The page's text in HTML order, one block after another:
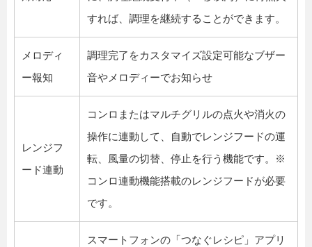
すれば、調理を継続することができます。
メロディ
ー報知
調理完了をカスタマイズ設定可能なブザー
音やメロディーでお知らせ
レンジフ
ード連動
コンロまたはマルチグリルの点火や消火の
操作に連動して、自動でレンジフードの運
転、風量の切替、停止を行う機能です。※
コンロ連動機能搭載のレンジフードが必要
です。
スマートフォンの「つなぐレシピ」アプリ